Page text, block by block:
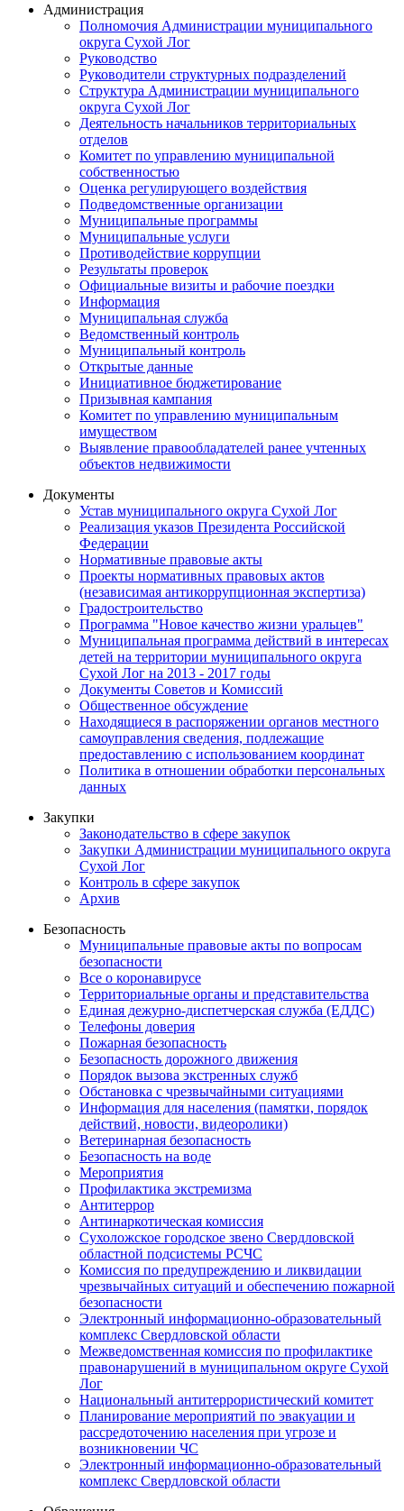
Администрация
Полномочия Администрации муниципального
округа Сухой Лог
Руководство
Руководители структурных подразделений
Структура Администрации муниципального
округа Сухой Лог
Деятельность начальников территориальных
отделов
Комитет по управлению муниципальной
собственностью
Оценка регулирующего воздействия
Подведомственные организации
Муниципальные программы
Муниципальные услуги
Противодействие коррупции
Результаты проверок
Официальные визиты и рабочие поездки
Информация
Муниципальная служба
Ведомственный контроль
Муниципальный контроль
Открытые данные
Инициативное бюджетирование
Призывная кампания
Комитет по управлению муниципальным
имуществом
Выявление правообладателей ранее учтенных
объектов недвижимости
Документы
Устав муниципального округа Сухой Лог
Реализация указов Президента Российской
Федерации
Нормативные правовые акты
Проекты нормативных правовых актов
(независимая антикоррупционная экспертиза)
Градостроительство
Программа "Новое качество жизни уральцев"
Муниципальная программа действий в интересах
детей на территории муниципального округа
Сухой Лог на 2013 - 2017 годы
Документы Советов и Комиссий
Общественное обсуждение
Находящиеся в распоряжении органов местного
самоуправления сведения, подлежащие
предоставлению с использованием координат
Политика в отношении обработки персональных
данных
Закупки
Законодательство в сфере закупок
Закупки Администрации муниципального округа
Сухой Лог
Контроль в сфере закупок
Архив
Безопасность
Муниципальные правовые акты по вопросам
безопасности
Все о коронавирусе
Территориальные органы и представительства
Единая дежурно-диспетчерская служба (ЕДДС)
Телефоны доверия
Пожарная безопасность
Безопасность дорожного движения
Порядок вызова экстренных служб
Обстановка с чрезвычайными ситуациями
Информация для населения (памятки, порядок
действий, новости, видеоролики)
Ветеринарная безопасность
Безопасность на воде
Мероприятия
Профилактика экстремизма
Антитеррор
Антинаркотическая комиссия
Сухоложское городское звено Свердловской
областной подсистемы РСЧС
Комиссия по предупреждению и ликвидации
чрезвычайных ситуаций и обеспечению пожарной
безопасности
Электронный информационно-образовательный
комплекс Cвердловской области
Межведомственная комиссия по профилактике
правонарушений в муниципальном округе Сухой
Лог
Национальный антитеррористический комитет
Планирование мероприятий по эвакуации и
рассредоточению населения при угрозе и
возникновении ЧС
Электронный информационно-образовательный
комплекс Свердловской области